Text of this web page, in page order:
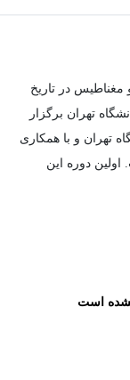
در تاریخ
فیزیک دانشگاه تهران برگزار
تهران و با همکاری
دوره این
و
نشده است